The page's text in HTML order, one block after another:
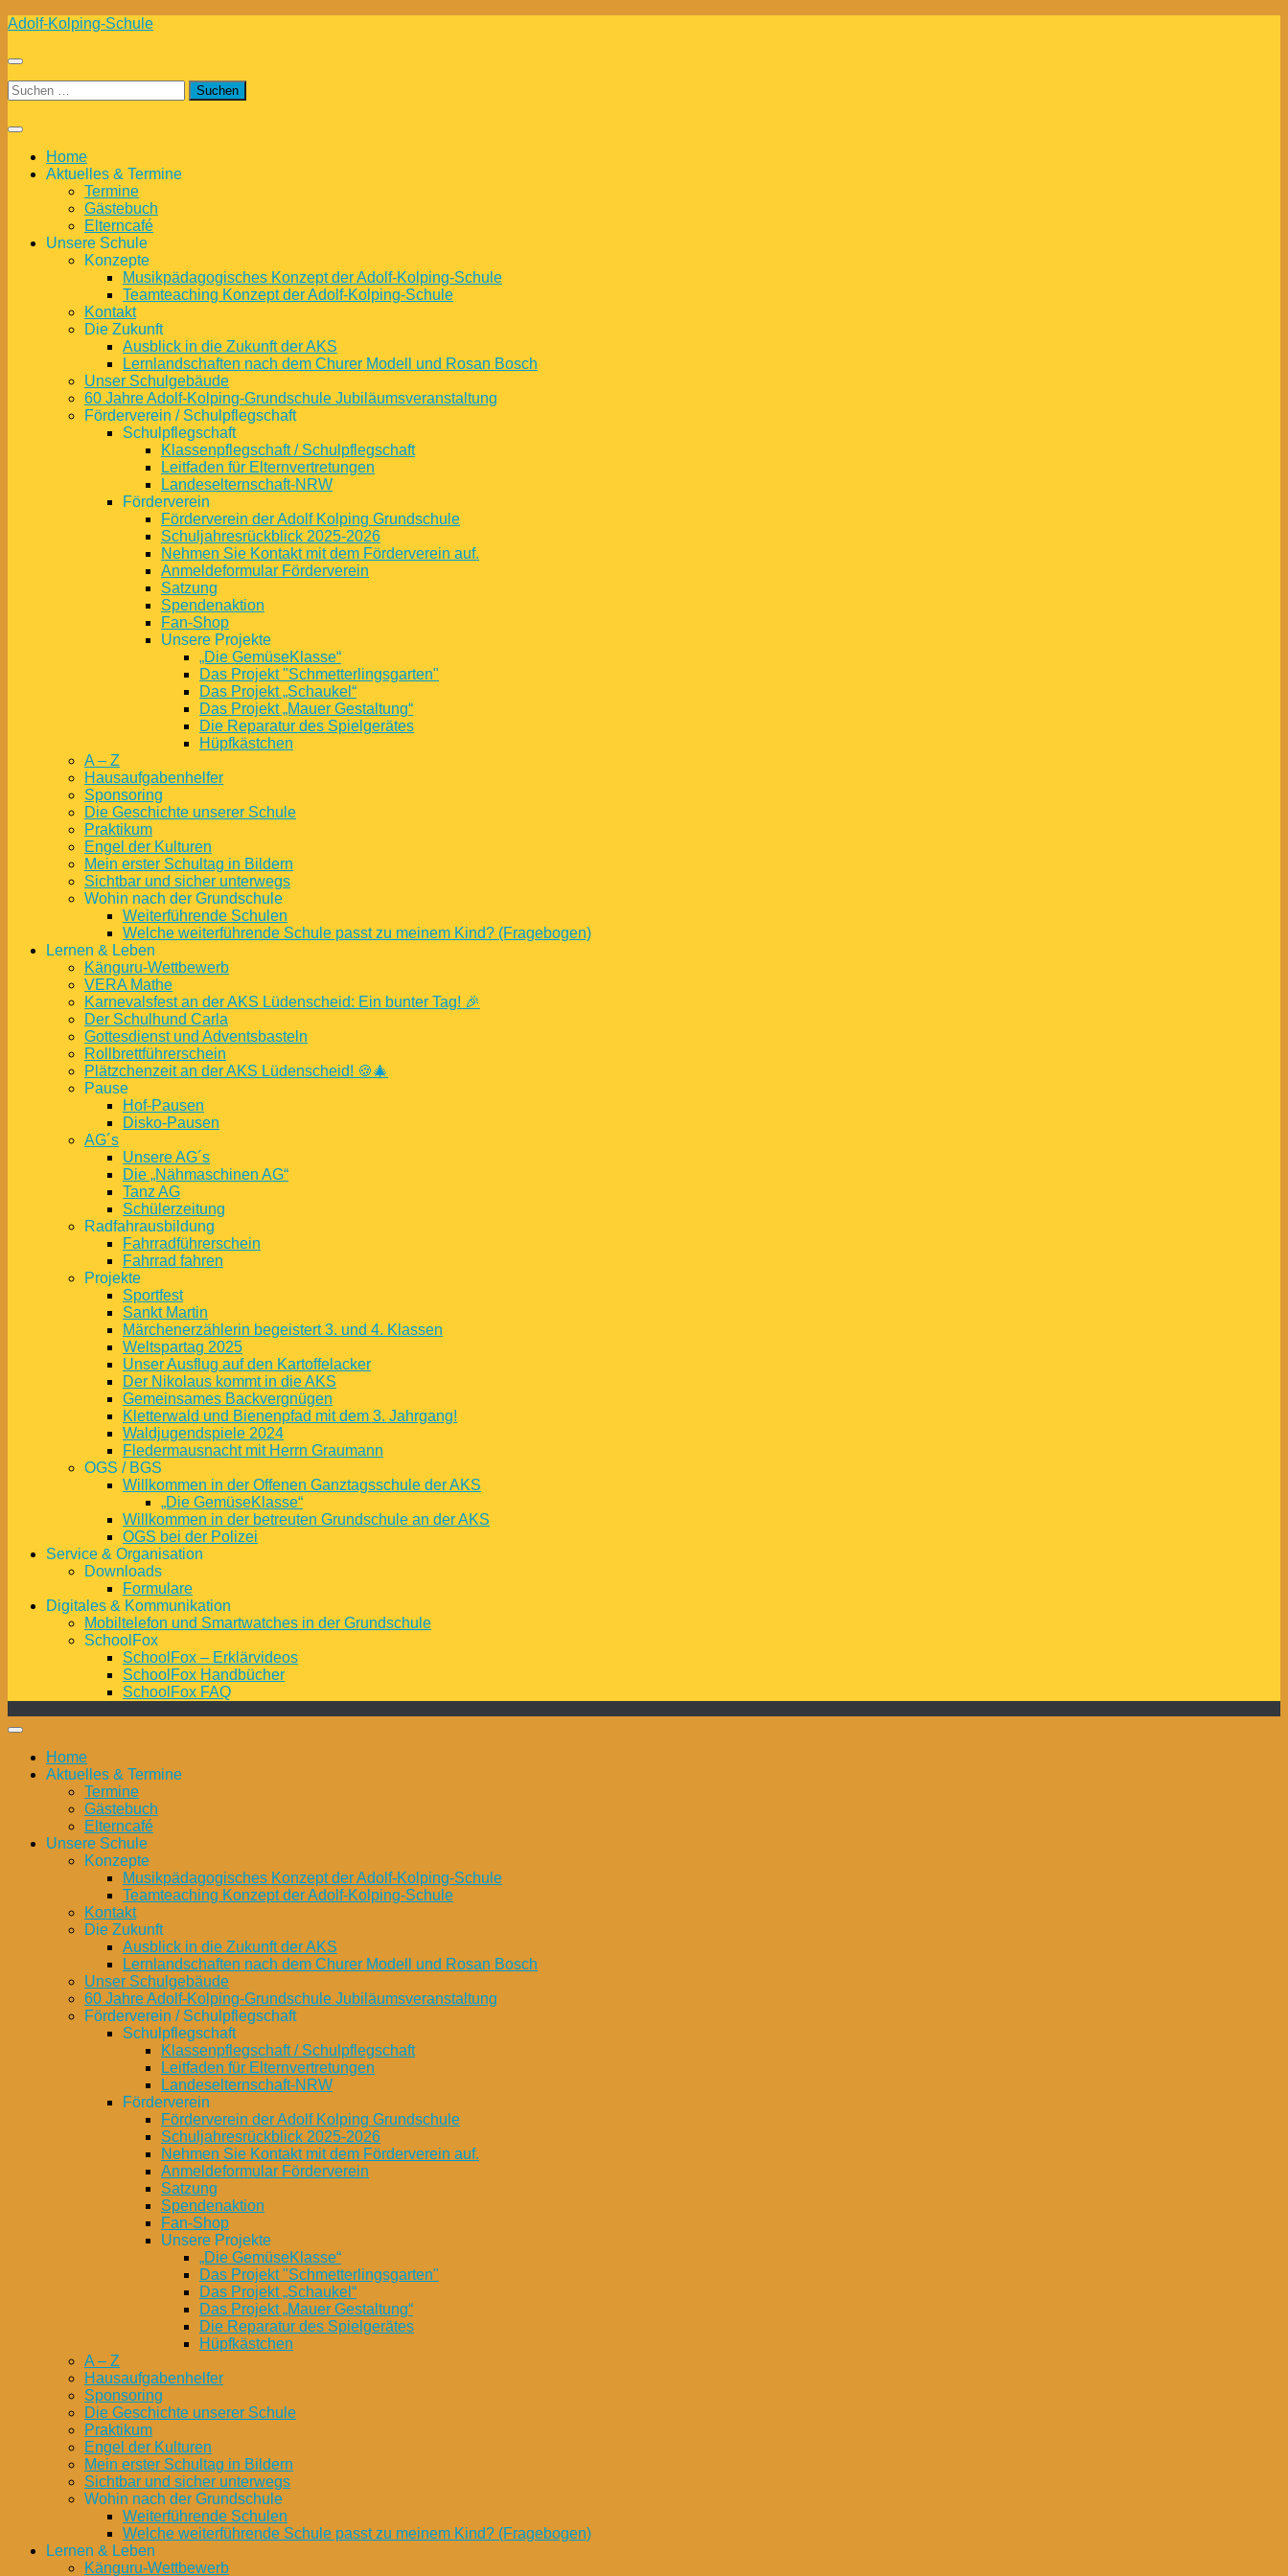
Zum
springen
Adolf-Kolping-Schule
Suchen
nach:
Home
Aktuelles & Termine
Termine
Gästebuch
Elterncafé
Unsere Schule
Konzepte
Musikpädagogisches Konzept der Adolf-Kolping-Schule
Teamteaching Konzept der Adolf-Kolping-Schule
Kontakt
Die Zukunft
Ausblick in die Zukunft der AKS
Lernlandschaften nach dem Churer Modell und Rosan Bosch
Unser Schulgebäude
60 Jahre Adolf-Kolping-Grundschule Jubiläumsveranstaltung
Förderverein / Schulpflegschaft
Schulpflegschaft
Klassenpflegschaft / Schulpflegschaft
Leitfaden für Elternvertretungen
Landeselternschaft-NRW
Förderverein
Förderverein der Adolf Kolping Grundschule
Schuljahresrückblick 2025-2026
Nehmen Sie Kontakt mit dem Förderverein auf.
Anmeldeformular Förderverein
Satzung
Spendenaktion
Fan-Shop
Unsere Projekte
„Die GemüseKlasse“
Das Projekt "Schmetterlingsgarten"
Das Projekt „Schaukel“
Das Projekt „Mauer Gestaltung“
Die Reparatur des Spielgerätes
Hüpfkästchen
A – Z
Hausaufgabenhelfer
Sponsoring
Die Geschichte unserer Schule
Praktikum
Engel der Kulturen
Mein erster Schultag in Bildern
Sichtbar und sicher unterwegs
Wohin nach der Grundschule
Weiterführende Schulen
Welche weiterführende Schule passt zu meinem Kind? (Fragebogen)
Lernen & Leben
Känguru-Wettbewerb
VERA Mathe
Karnevalsfest an der AKS Lüdenscheid: Ein bunter Tag! 🎉
Der Schulhund Carla
Gottesdienst und Adventsbasteln
Rollbrettführerschein
Plätzchenzeit an der AKS Lüdenscheid! 🍪🎄
Pause
Hof-Pausen
Disko-Pausen
AG´s
Unsere AG´s
Die „Nähmaschinen AG“
Tanz AG
Schülerzeitung
Radfahrausbildung
Fahrradführerschein
Fahrrad fahren
Projekte
Sportfest
Sankt Martin
Märchenerzählerin begeistert 3. und 4. Klassen
Weltspartag 2025
Unser Ausflug auf den Kartoffelacker
Der Nikolaus kommt in die AKS
Gemeinsames Backvergnügen
Kletterwald und Bienenpfad mit dem 3. Jahrgang!
Waldjugendspiele 2024
Fledermausnacht mit Herrn Graumann
OGS / BGS
Willkommen in der Offenen Ganztagsschule der AKS
„Die GemüseKlasse“
Willkommen in der betreuten Grundschule an der AKS
OGS bei der Polizei
Service & Organisation
Downloads
Formulare
Digitales & Kommunikation
Mobiltelefon und Smartwatches in der Grundschule
SchoolFox
SchoolFox – Erklärvideos
SchoolFox Handbücher
SchoolFox FAQ
Home
Aktuelles & Termine
Termine
Gästebuch
Elterncafé
Unsere Schule
Konzepte
Musikpädagogisches Konzept der Adolf-Kolping-Schule
Teamteaching Konzept der Adolf-Kolping-Schule
Kontakt
Die Zukunft
Ausblick in die Zukunft der AKS
Lernlandschaften nach dem Churer Modell und Rosan Bosch
Unser Schulgebäude
60 Jahre Adolf-Kolping-Grundschule Jubiläumsveranstaltung
Förderverein / Schulpflegschaft
Schulpflegschaft
Klassenpflegschaft / Schulpflegschaft
Leitfaden für Elternvertretungen
Landeselternschaft-NRW
Förderverein
Förderverein der Adolf Kolping Grundschule
Schuljahresrückblick 2025-2026
Nehmen Sie Kontakt mit dem Förderverein auf.
Anmeldeformular Förderverein
Satzung
Spendenaktion
Fan-Shop
Unsere Projekte
„Die GemüseKlasse“
Das Projekt "Schmetterlingsgarten"
Das Projekt „Schaukel“
Das Projekt „Mauer Gestaltung“
Die Reparatur des Spielgerätes
Hüpfkästchen
A – Z
Hausaufgabenhelfer
Sponsoring
Die Geschichte unserer Schule
Praktikum
Engel der Kulturen
Mein erster Schultag in Bildern
Sichtbar und sicher unterwegs
Wohin nach der Grundschule
Weiterführende Schulen
Welche weiterführende Schule passt zu meinem Kind? (Fragebogen)
Lernen & Leben
Känguru-Wettbewerb